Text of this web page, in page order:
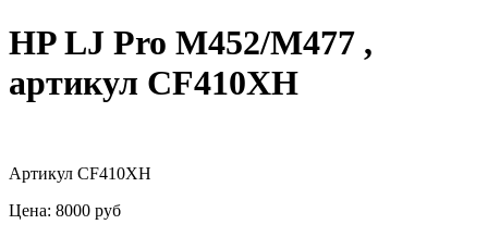
HP LJ Pro M452/M477 ,
артикул CF410XH
Артикул CF410XH
Цена: 8000 pуб